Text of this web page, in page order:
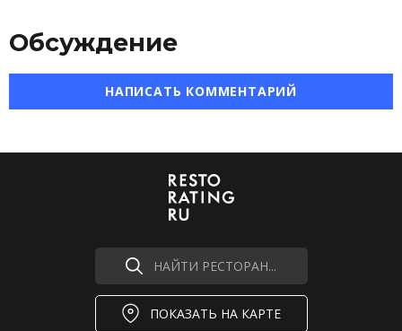
Обсуждение
НАПИСАТЬ КОММЕНТАРИЙ
НАЙТИ РЕСТОРАН...
ПОКАЗАТЬ НА КАРТЕ